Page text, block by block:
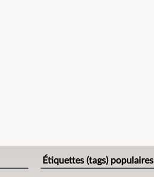
Étiquettes (tags) populaires